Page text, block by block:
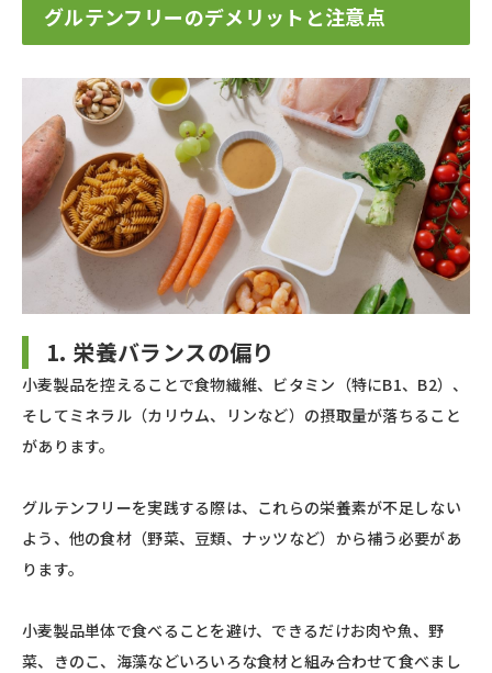
グルテンフリーのデメリットと注意点
1. 栄養バランスの偏り
小麦製品を控えることで食物繊維、ビタミン（特にB1、B2）、
そしてミネラル（カリウム、リンなど）の摂取量が落ちること
があります。
グルテンフリーを実践する際は、これらの栄養素が不足しない
よう、他の食材（野菜、豆類、ナッツなど）から補う必要があ
ります。
小麦製品単体で食べることを避け、できるだけお肉や魚、野
菜、きのこ、海藻などいろいろな食材と組み合わせて食べまし